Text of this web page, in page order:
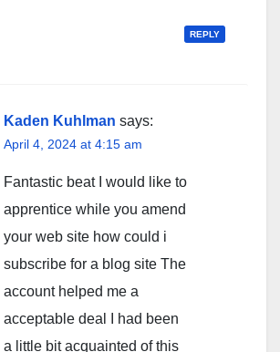
REPLY
Kaden Kuhlman says:
April 4, 2024 at 4:15 am
Fantastic beat I would like to
apprentice while you amend
your web site how could i
subscribe for a blog site The
account helped me a
acceptable deal I had been
a little bit acquainted of this